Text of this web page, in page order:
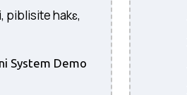
piblisite hakɛ,
System Demo